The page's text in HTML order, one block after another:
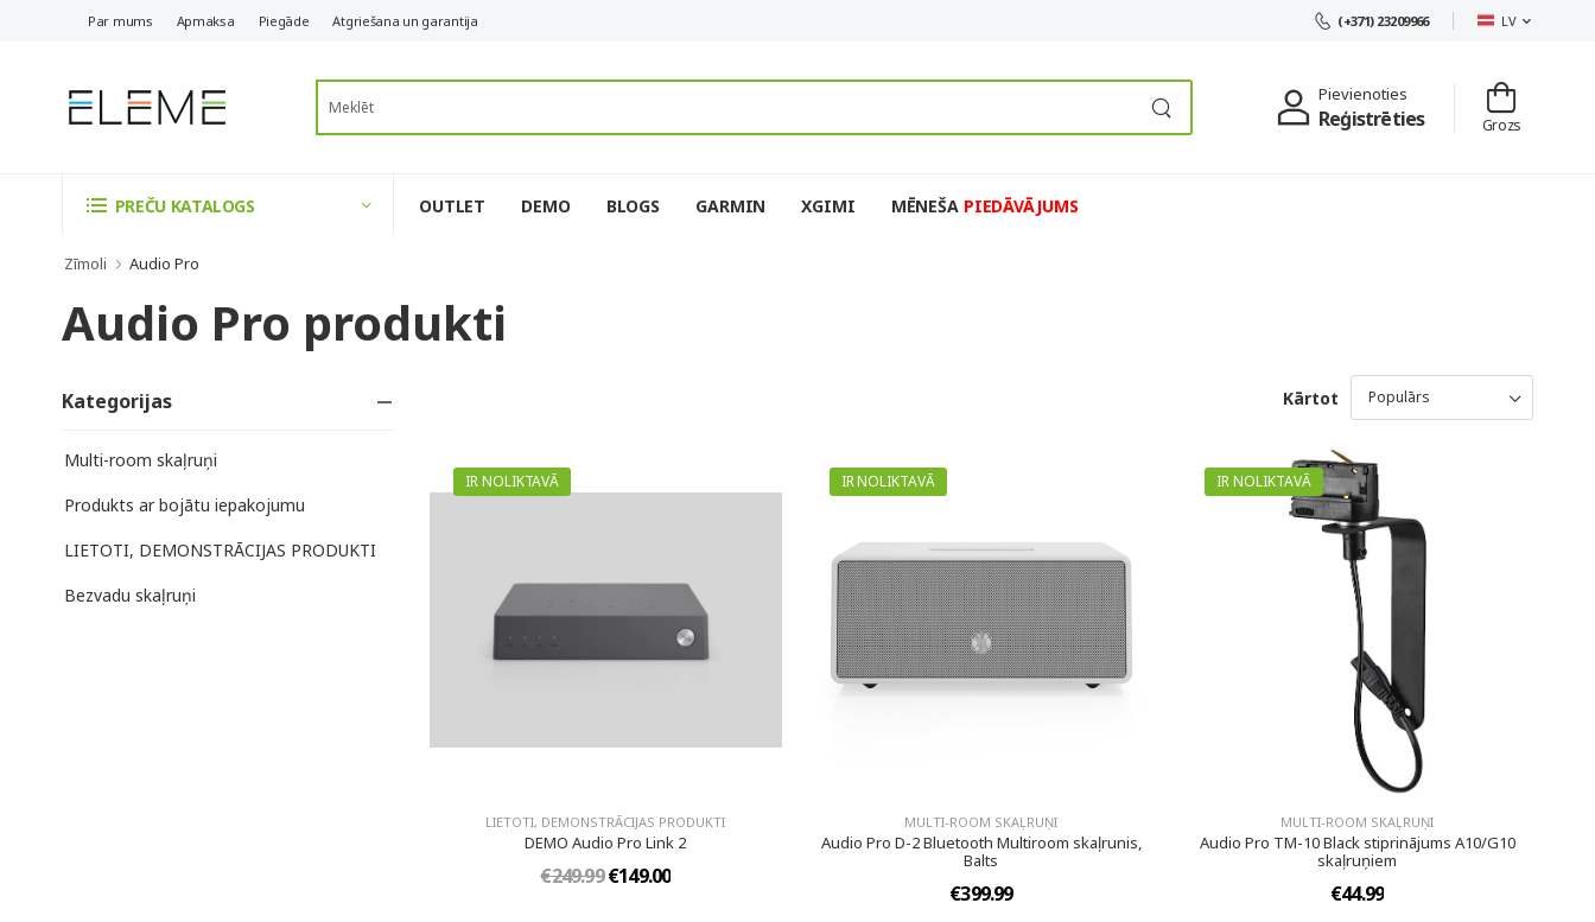
Par mums Apmaksa Piegāde Atgriešana un garantija (+371) 23209966 LV
Pievienoties
Reģistrēties Grozs
PREČU KATALOGS OUTLET DEMO BLOGS GARMIN XGIMI MĒNEŠA PIEDĀVĀJUMS
Zīmoli Audio Pro
Audio Pro produkti
Kategorijas
Multi-room skaļruņi
Produkts ar bojātu iepakojumu
LIETOTI, DEMONSTRĀCIJAS PRODUKTI
Bezvadu skaļruņi
Kārtot
IR NOLIKTAVĀ
LIETOTI, DEMONSTRĀCIJAS PRODUKTI
DEMO Audio Pro Link 2
€249.99€149.00
IR NOLIKTAVĀ
MULTI-ROOM SKAĻRUŅI
Audio Pro D-2 Bluetooth Multiroom skaļrunis,
Balts
€399.99
IR NOLIKTAVĀ
MULTI-ROOM SKAĻRUŅI
Audio Pro TM-10 Black stiprinājums A10/G10
skaļruņiem
€44.99